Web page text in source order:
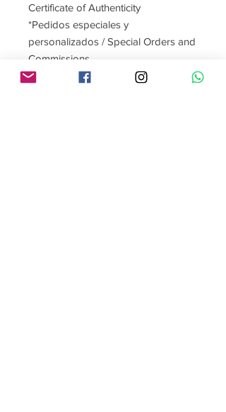
Certificate of Authenticity
*Pedidos especiales y
personalizados / Special Orders and
Commissions